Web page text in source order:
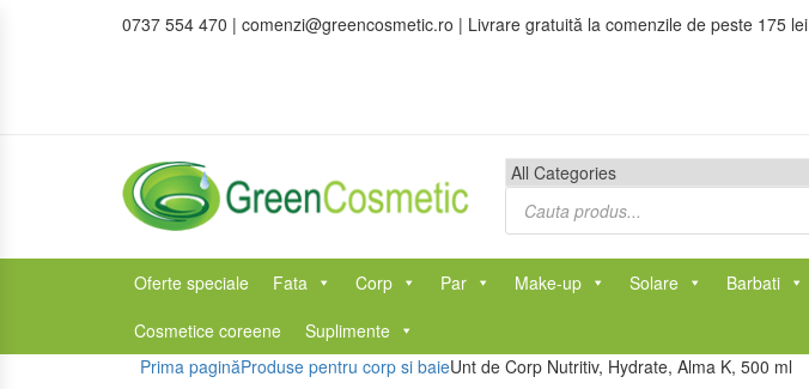
0737 554 470 | comenzi@greencosmetic.ro | Livrare gratuită la comenzile de peste 175 lei
Products
search
Oferte speciale Fata Corp Par Make-up Solare Barbati
Cosmetice coreene
Suplimente
Prima paginăProduse pentru corp si baieUnt de Corp Nutritiv, Hydrate, Alma K, 500 ml